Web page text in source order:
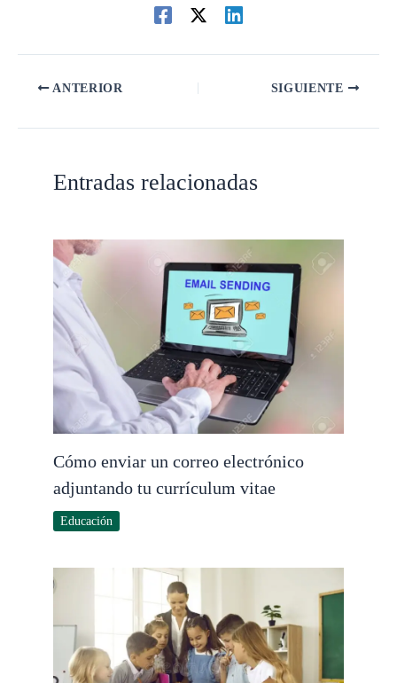
ANTERIOR SIGUIENTE
Entradas relacionadas
Cómo enviar un correo electrónico
adjuntando tu currículum vitae
Educación